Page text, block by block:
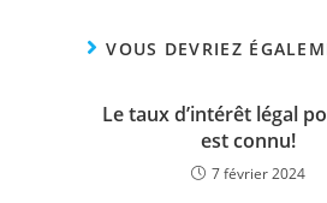
VOUS DEVRIEZ
Le taux d’intérêt légal
est connu!
7 février 2024